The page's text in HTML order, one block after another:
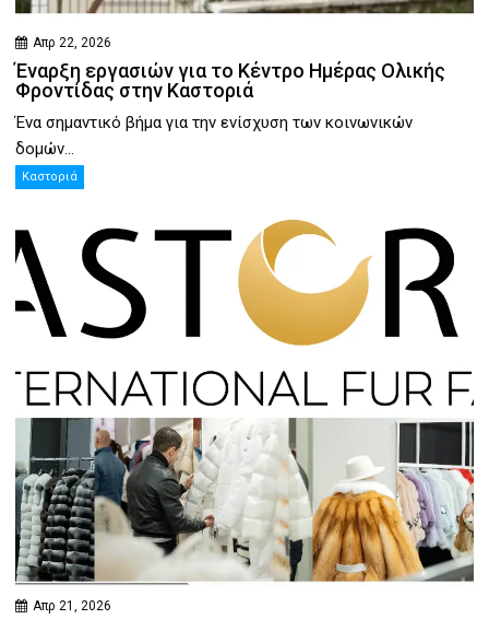
Απρ 22, 2026
Έναρξη εργασιών για το Κέντρο Ημέρας Ολικής
Φροντίδας στην Καστοριά
Ένα σημαντικό βήμα για την ενίσχυση των κοινωνικών
δομών...
Καστοριά
Απρ 21, 2026